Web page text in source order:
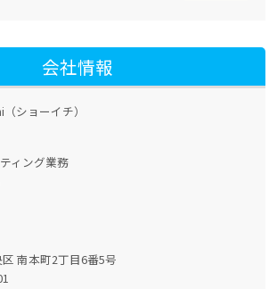
会社情報
ショーイチ）
ィング業務
南本町2丁目6番5号